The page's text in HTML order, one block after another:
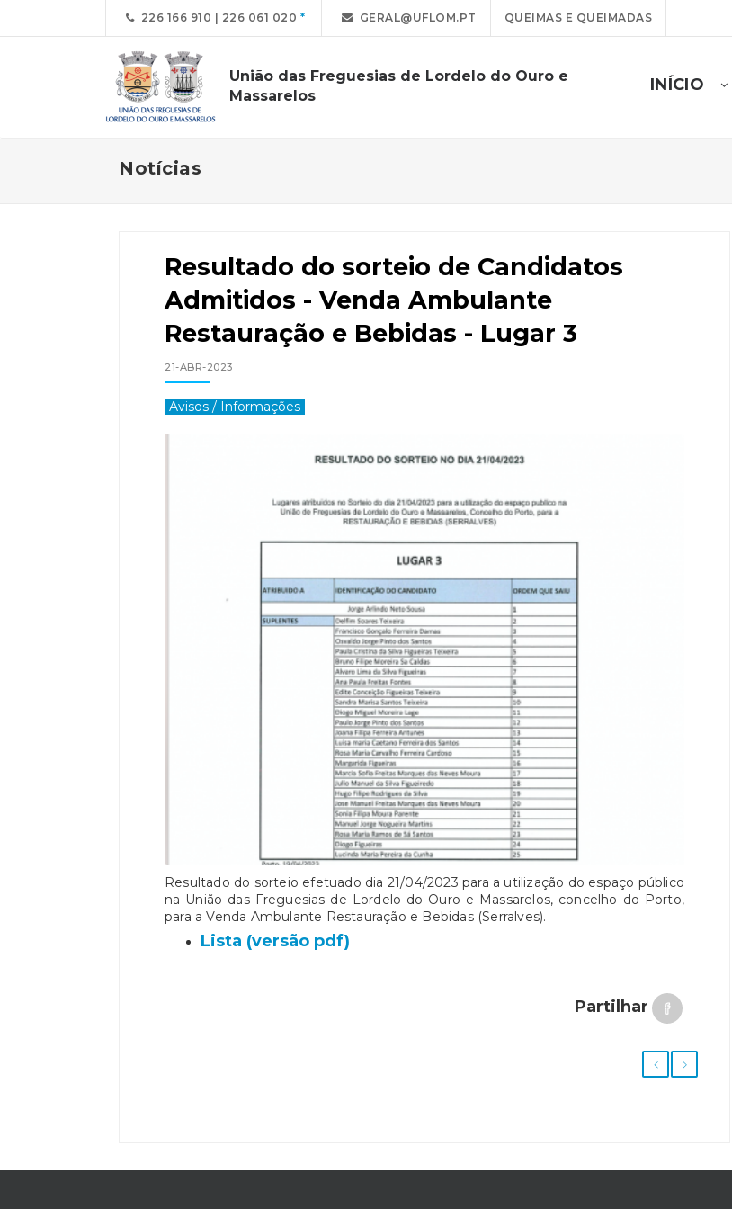
226 166 910 | 226 061 020 GERAL@UFLOM.PT QUEIMAS E QUEIMADAS
União das Freguesias de Lordelo do Ouro e
Massarelos
INÍCIO
Notícias
Resultado do sorteio de Candidatos
Admitidos - Venda Ambulante
Restauração e Bebidas - Lugar 3
21-ABR-2023
Avisos / Informações
Resultado do sorteio efetuado dia 21/04/2023 para a utilização do espaço público
na União das Freguesias de Lordelo do Ouro e Massarelos, concelho do Porto,
para a Venda Ambulante Restauração e Bebidas (Serralves).
Lista (versão pdf)
Partilhar